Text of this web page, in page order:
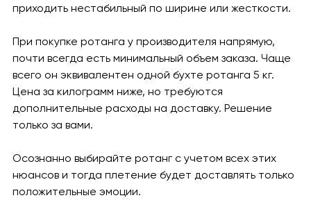
приходить нестабильный по ширине или жесткости.
При покупке ротанга у производителя напрямую,
почти всегда есть минимальный объем заказа. Чаще
всего он эквивалентен одной бухте ротанга 5 кг.
Цена за килограмм ниже, но требуются
дополнительные расходы на доставку. Решение
только за вами.
Осознанно выбирайте ротанг с учетом всех этих
нюансов и тогда плетение будет доставлять только
положительные эмоции.